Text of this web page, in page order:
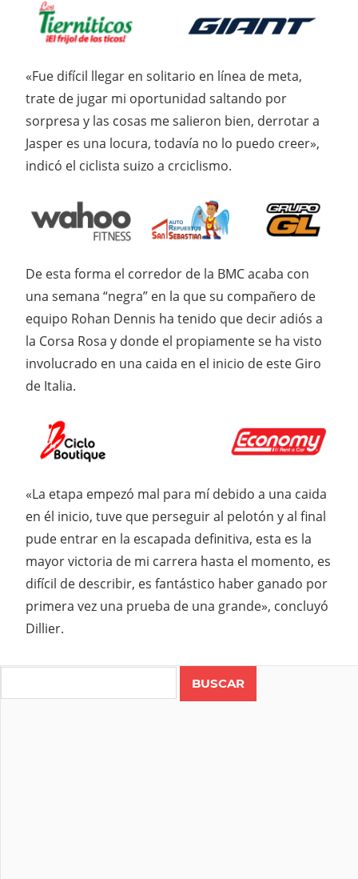
«Fue difícil llegar en solitario en línea de meta,
trate de jugar mi oportunidad saltando por
sorpresa y las cosas me salieron bien, derrotar a
Jasper es una locura, todavía no lo puedo creer»,
indicó el ciclista suizo a crciclismo.
De esta forma el corredor de la BMC acaba con
una semana “negra” en la que su compañero de
equipo Rohan Dennis ha tenido que decir adiós a
la Corsa Rosa y donde el propiamente se ha visto
involucrado en una caida en el inicio de este Giro
de Italia.
«La etapa empezó mal para mí debido a una caida
en él inicio, tuve que perseguir al pelotón y al final
pude entrar en la escapada definitiva, esta es la
mayor victoria de mi carrera hasta el momento, es
difícil de describir, es fantástico haber ganado por
primera vez una prueba de una grande», concluyó
Dillier.